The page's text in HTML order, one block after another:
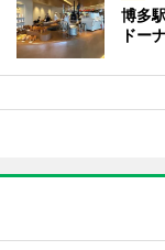
博多
ドー